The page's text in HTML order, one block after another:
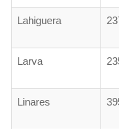
Lahiguera
Larva
Linares